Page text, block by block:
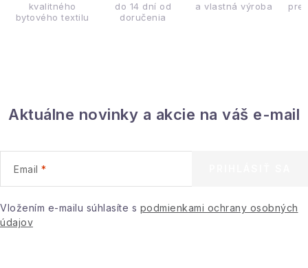
kvalitného
bytového textilu
do 14 dní od
doručenia
a vlastná výroba pre
Aktuálne novinky a akcie na váš e-mail
Email
Vložením e-mailu súhlasíte s podmienkami ochrany osobných
údajov